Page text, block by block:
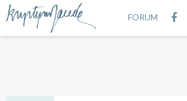
FORUM